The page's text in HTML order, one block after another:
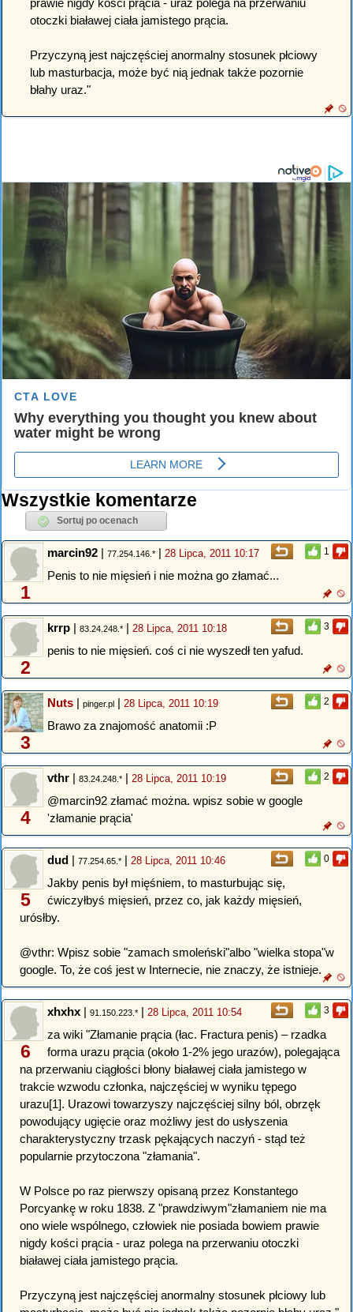
otoczki białawej ciała jamistego prącia.
Przyczyną jest najczęściej anormalny stosunek płciowy
lub masturbacja, może być nią jednak także pozornie
błahy uraz."
Wszystkie komentarze
1
1
marcin92 | 77.254.146.* | 28 Lipca, 2011 10:17
Penis to nie mięsień i nie można go złamać...
3
2
krrp | 83.24.248.* | 28 Lipca, 2011 10:18
penis to nie mięsień. coś ci nie wyszedł ten yafud.
2
3
Nuts | pinger.pl | 28 Lipca, 2011 10:19
Brawo za znajomość anatomii :P
2
4
vthr | 83.24.248.* | 28 Lipca, 2011 10:19
@marcin92 złamać można. wpisz sobie w google
'złamanie prącia'
0
5
dud | 77.254.65.* | 28 Lipca, 2011 10:46
Jakby penis był mięśniem, to masturbując się,
ćwiczyłbyś mięsień, przez co, jak każdy mięsień,
urósłby.
@vthr: Wpisz sobie "zamach smoleński"albo "wielka stopa"w
google. To, że coś jest w Internecie, nie znaczy, że istnieje.
3
6
xhxhx | 91.150.223.* | 28 Lipca, 2011 10:54
za wiki "Złamanie prącia (łac. Fractura penis) – rzadka
forma urazu prącia (około 1-2% jego urazów), polegająca
na przerwaniu ciągłości błony białawej ciała jamistego w
trakcie wzwodu członka, najczęściej w wyniku tępego
urazu[1]. Urazowi towarzyszy najczęściej silny ból, obrzęk
powodujący ugięcie oraz możliwy jest do usłyszenia
charakterystyczny trzask pękających naczyń - stąd też
popularnie przytoczona "złamania".
W Polsce po raz pierwszy opisaną przez Konstantego
Porcyankę w roku 1838. Z "prawdziwym"złamaniem nie ma
ono wiele wspólnego, człowiek nie posiada bowiem prawie
nigdy kości prącia - uraz polega na przerwaniu otoczki
białawej ciała jamistego prącia.
Przyczyną jest najczęściej anormalny stosunek płciowy lub